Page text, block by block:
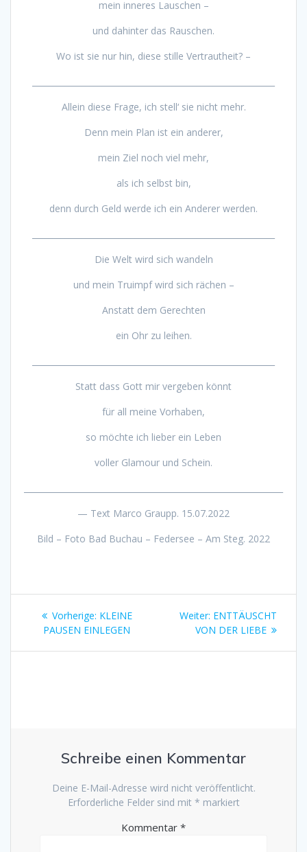
mein inneres Lauschen –
und dahinter das Rauschen.
Wo ist sie nur hin, diese stille Vertrautheit? –
Allein diese Frage, ich stell‘ sie nicht mehr.
Denn mein Plan ist ein anderer,
mein Ziel noch viel mehr,
als ich selbst bin,
denn durch Geld werde ich ein Anderer werden.
Die Welt wird sich wandeln
und mein Truimpf wird sich rächen –
Anstatt dem Gerechten
ein Ohr zu leihen.
Statt dass Gott mir vergeben könnt
für all meine Vorhaben,
so möchte ich lieber ein Leben
voller Glamour und Schein.
— Text Marco Graupp. 15.07.2022
Bild – Foto Bad Buchau – Federsee – Am Steg. 2022
Beitragsnavigation
Vorherige: Vorheriger
Beitrag:
KLEINE
PAUSEN EINLEGEN
Weiter: Nächster
Beitrag:
ENTTÄUSCHT
VON DER LIEBE
Schreibe einen Kommentar
Deine E-Mail-Adresse wird nicht veröffentlicht.
Erforderliche Felder sind mit * markiert
Kommentar *